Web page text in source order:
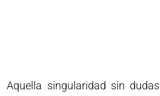
Aquella singularidad sin